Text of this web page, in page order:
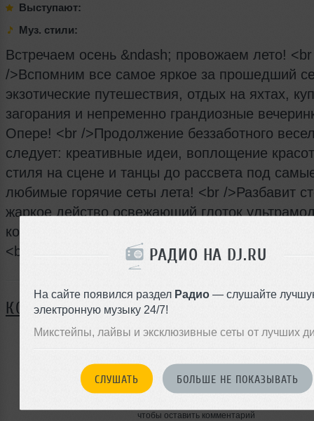
РАДИО НА DJ.RU
На сайте появился раздел Радио — слушайте
электронную музыку 24/7!
Микстейпы, лайвы и эксклюзивные сеты от лучших
СЛУШАТЬ БОЛЬШЕ НЕ ПОКАЗЫВАТЬ
Выступают:
Муз. стили:
Встречаем осень &ndash; провожаем лето! <br
/>Вспомним все самое яркое за прошедший
экзотические путешествия, отдых на яхтах,
загорания и непременно грандиозные
Опере! <br />Продолжение беззаботного
следует: креативные идеи, воплощение
стиля на сцене и танцы до рассвета под
любимые горячие сеты лета! <br />Разбавит
жаркое действо освежающий глоток
коктейля или классического шампанского!
<br /><br /><br />
КОММЕНТАРИИ
ЗАРЕГИСТРИРУЙТЕСЬ
чтобы оставить комментарий